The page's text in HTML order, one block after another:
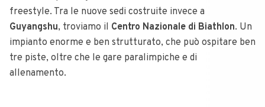
freestyle. Tra le nuove sedi costruite invece a
Guyangshu, troviamo il Centro Nazionale di Biathlon. Un
impianto enorme e ben strutturato, che può ospitare ben
tre piste, oltre che le gare paralimpiche e di
allenamento.